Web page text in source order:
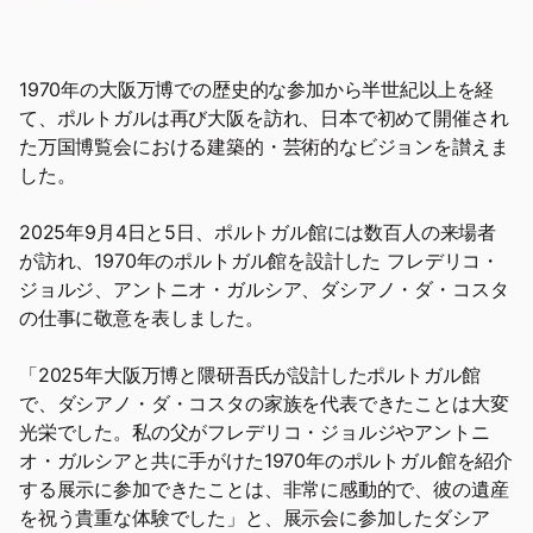
1970年の大阪万博での歴史的な参加から半世紀以上を経
て、ポルトガルは再び大阪を訪れ、日本で初めて開催され
た万国博覧会における建築的・芸術的なビジョンを讃えま
した。
2025年9月4日と5日、ポルトガル館には数百人の来場者
が訪れ、1970年のポルトガル館を設計した フレデリコ・
ジョルジ、アントニオ・ガルシア、ダシアノ・ダ・コスタ
の仕事に敬意を表しました。
「2025年大阪万博と隈研吾氏が設計したポルトガル館
で、ダシアノ・ダ・コスタの家族を代表できたことは大変
光栄でした。私の父がフレデリコ・ジョルジやアントニ
オ・ガルシアと共に手がけた1970年のポルトガル館を紹介
する展示に参加できたことは、非常に感動的で、彼の遺産
を祝う貴重な体験でした」と、展示会に参加したダシア